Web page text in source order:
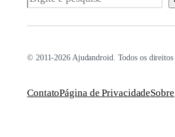
© 2011-2026 Ajudandroid. Todos os direitos
ContatoPágina de PrivacidadeSobre